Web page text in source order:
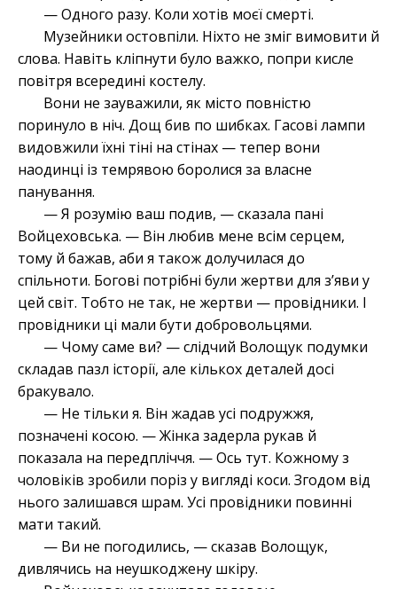
— Одного разу. Коли хотів моєї смерті.
Музейники остовпіли. Ніхто не зміг вимовити й
слова. Навіть кліпнути було важко, попри кисле
повітря всередині костелу.
Вони не зауважили, як місто повністю
поринуло в ніч. Дощ бив по шибках. Гасові лампи
видовжили їхні тіні на стінах — тепер вони
наодинці із темрявою боролися за власне
панування.
— Я розумію ваш подив, — сказала пані
Войцеховська. — Він любив мене всім серцем,
тому й бажав, аби я також долучилася до
спільноти. Богові потрібні були жертви для з’яви у
цей світ. Тобто не так, не жертви — провідники. І
провідники ці мали бути добровольцями.
— Чому саме ви? — слідчий Волощук подумки
складав пазл історії, але кількох деталей досі
бракувало.
— Не тільки я. Він жадав усі подружжя,
позначені косою. — Жінка задерла рукав й
показала на передпліччя. — Ось тут. Кожному з
чоловіків зробили поріз у вигляді коси. Згодом від
нього залишався шрам. Усі провідники повинні
мати такий.
— Ви не погодились, — сказав Волощук,
дивлячись на неушкоджену шкіру.